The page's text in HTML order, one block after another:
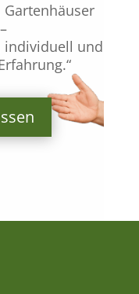
Gartenhäuser
individuell und